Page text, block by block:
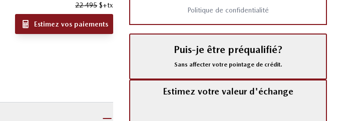
22 495$+tx
Estimez vos paiements
Politique de confidentialité
Puis-je être préqualifié?
Sans affecter votre pointage de crédit.
Estimez votre valeur d'échange